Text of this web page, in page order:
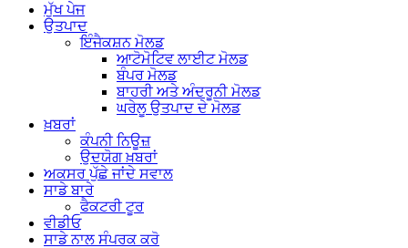
ਮੁੱਖ ਪੇਜ
ਉਤਪਾਦ
ਇੰਜੈਕਸ਼ਨ ਮੋਲਡ
ਆਟੋਮੋਟਿਵ ਲਾਈਟ ਮੋਲਡ
ਬੰਪਰ ਮੋਲਡ
ਬਾਹਰੀ ਅਤੇ ਅੰਦਰੂਨੀ ਮੋਲਡ
ਘਰੇਲੂ ਉਤਪਾਦ ਦੇ ਮੋਲਡ
ਖ਼ਬਰਾਂ
ਕੰਪਨੀ ਨਿਊਜ਼
ਉਦਯੋਗ ਖ਼ਬਰਾਂ
ਅਕਸਰ ਪੁੱਛੇ ਜਾਂਦੇ ਸਵਾਲ
ਸਾਡੇ ਬਾਰੇ
ਫੈਕਟਰੀ ਟੂਰ
ਵੀਡੀਓ
ਸਾਡੇ ਨਾਲ ਸੰਪਰਕ ਕਰੋ